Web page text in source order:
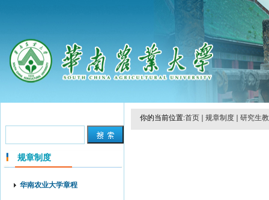
规章制度
华南农业大学章程
你的当前位置:首页 规章制度 研究生